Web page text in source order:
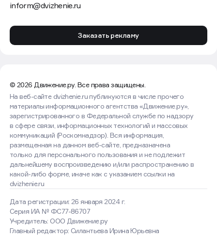
inform@dvizhenie.ru
Заказать рекламу
© 2026 Движение.ру. Все права защищены.
Дата регистрации: 26 января 2024 г.
Серия ИА № ФС77-86707
Учредитель: ООО Движение.ру
Главный редактор: Силантьева Ирина Юрьевна
На веб-сайте dvizhenie.ru публикуются в числе прочего
материалы информационного агентства «Движение.ру»,
зарегистрированного в Федеральной службе по надзору
в сфере связи, информационных технологий и массовых
коммуникаций (Роскомнадзор). Вся информация,
размещенная на данном веб-сайте, предназначена
только для персонального пользования и не подлежит
дальнейшему воспроизведению и/или распространению в
какой-либо форме, иначе как с указанием ссылки на
dvizhenie.ru